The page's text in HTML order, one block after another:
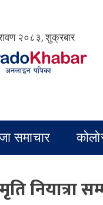
२०८३, शुक्रबार
समाचार
नियात्रा